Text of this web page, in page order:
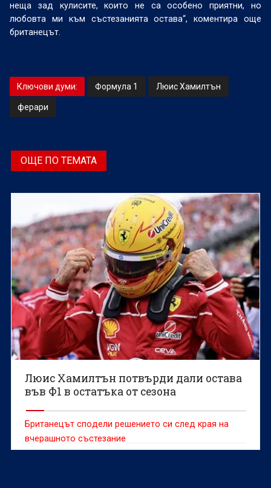
неща зад кулисите, които не са особено приятни, но
любовта ми към състезанията остава“, коментира още
британецът.
Ключови думи: Формула 1 Люис Хамилтън
ферари
ОЩЕ ПО ТЕМАТА
Люис Хамилтън потвърди дали остава
във Ф1 в остатъка от сезона
Британецът сподели решението си след края на
вчерашното състезание